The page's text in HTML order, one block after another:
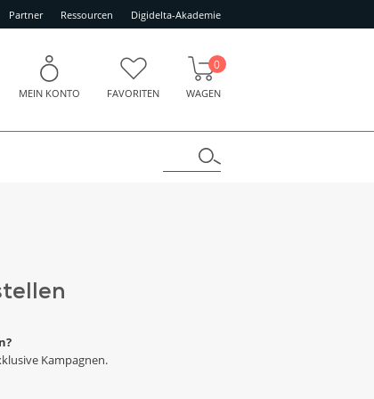
Partner Ressourcen Digidelta-Akademie
MEIN KONTO FAVORITEN WAGEN
0
Kampagnen.